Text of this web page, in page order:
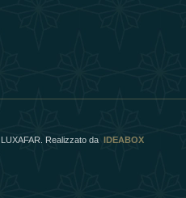
LUXAFAR. Realizzato da IDEABOX